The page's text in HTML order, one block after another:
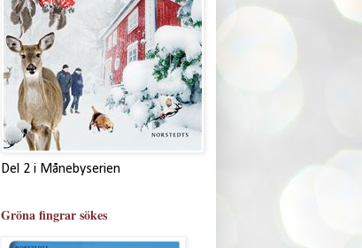
Del 2 i Månebyserien
Gröna fingrar sökes